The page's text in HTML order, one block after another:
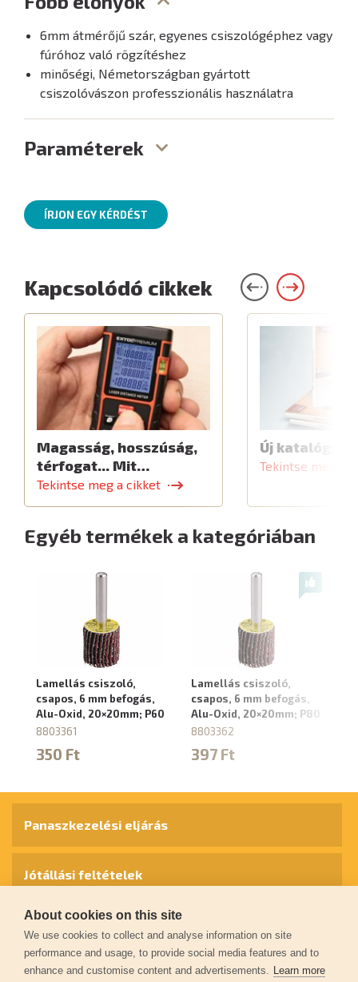
6mm átmérőjű szár, egyenes csiszológéphez vagy
fúróhoz való rögzítéshez
minőségi, Németországban gyártott
csiszolóvászon professzionális használatra
Paraméterek
ÍRJON EGY KÉRDÉST
Kapcsolódó cikkek
Magasság, hosszúság,
térfogat... Mit…
Tekintse meg a cikket
Új katalógus
Tekintse meg a
Egyéb termékek a kategóriában
Lamellás csiszoló,
csapos, 6 mm befogás,
Alu-Oxid, 20×20mm; P60
8803361
350 Ft
Lamellás csiszoló,
csapos, 6 mm befogás,
Alu-Oxid, 20×20mm; P80
8803362
397 Ft
Panaszkezelési eljárás
Jótállási feltételek
Személyes adatok védelme
Kapcsolat
About cookies on this site
We use cookies to collect and analyse information on site
performance and usage, to provide social media features and to
enhance and customise content and advertisements. Learn more